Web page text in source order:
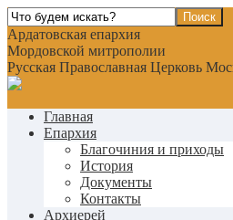
Ардатовская епархия
Мордовской митрополии
Русская Православная Церковь
Главная
Епархия
Благочиния и приходы
История
Документы
Контакты
Архиерей